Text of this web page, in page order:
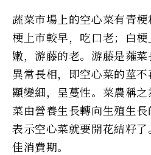
蔬菜市場上的空心菜有青
梗上市較早，吃口老；白
嫩，游藤的老。游藤是蕹
異常長相，即空心菜的莖
顯變細，呈蔓性。菜農稱
菜由營養生長轉向生殖生
表示空心菜就要開花結籽
佳消費期。